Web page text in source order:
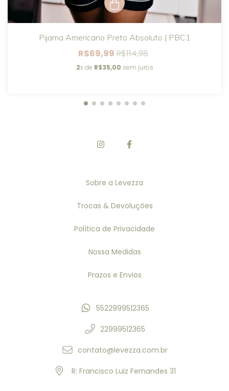
Pijama Americano Preto Absoluto | PBC1
R$69,99R$114,98
2x de R$35,00 sem juros
Sobre a Levezza
Trocas & Devoluções
Política de Privacidade
Nossa Medidas
Prazos e Envios
5522999512365
22999512365
contato@levezza.com.br
R: Francisco Luiz Fernandes 31